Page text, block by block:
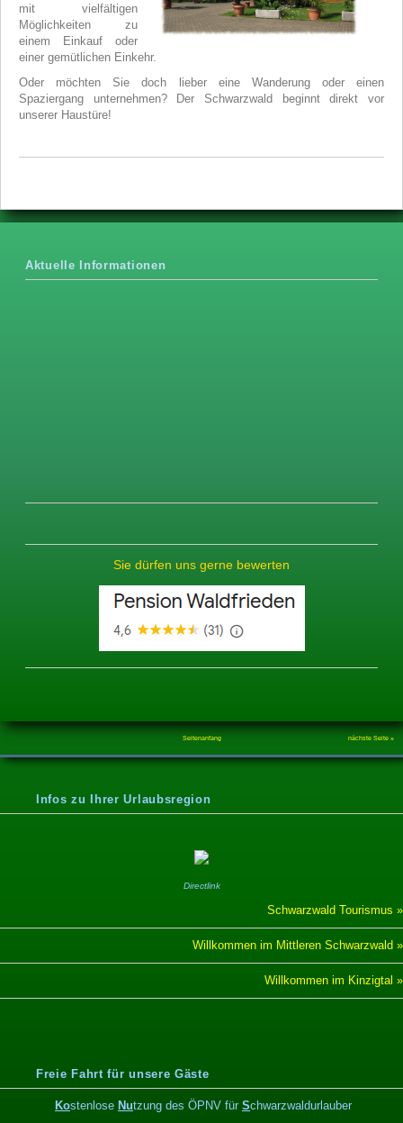
mit vielfältigen
Möglichkeiten zu
einem Einkauf oder
einer gemütlichen Einkehr.
Oder möchten Sie doch lieber eine Wanderung oder einen
Spaziergang unternehmen? Der Schwarzwald beginnt direkt vor
unserer Haustüre!
Aktuelle Informationen
Sie dürfen uns gerne bewerten
Seitenanfang nächste Seite »
Infos zu Ihrer Urlaubsregion
Directlink
Schwarzwald Tourismus »
Willkommen im Mittleren Schwarzwald »
Willkommen im Kinzigtal »
Freie Fahrt für unsere Gäste
Kostenlose Nutzung des ÖPNV für Schwarzwaldurlauber